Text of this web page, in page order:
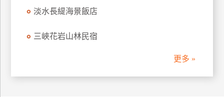
淡水長緹海景飯店
三峽花岩山林民宿
更多 »